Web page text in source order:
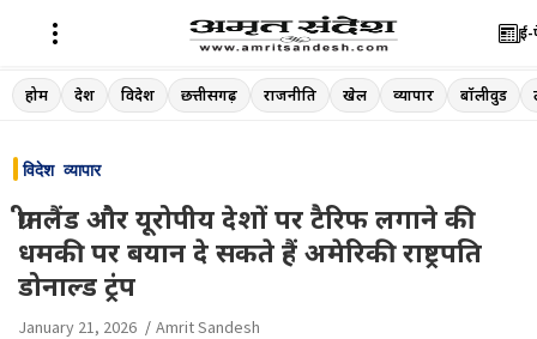
Skip
to
ई-
होम देश विदेश छत्तीसगढ़ राजनीति खेल व्यापार बॉलीवुड
विदेश व्यापार
ग्रीनलैंड और यूरोपीय देशों पर टैरिफ लगाने की
धमकी पर बयान दे सकते हैं अमेरिकी राष्ट्रपति
डोनाल्ड ट्रंप
January 21, 2026 Amrit Sandesh